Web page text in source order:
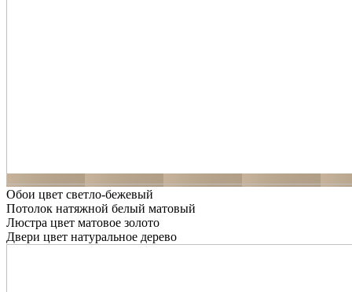
Обои цвет светло-бежевый
Потолок натяжной белый матовый
Люстра цвет матовое золото
Двери цвет натуральное дерево